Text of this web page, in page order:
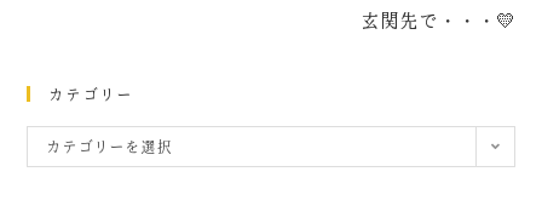
玄関先で・・・💛
カテゴリー
カテゴリーを選択